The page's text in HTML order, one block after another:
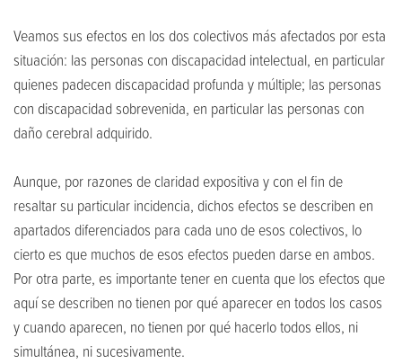
Veamos sus efectos en los dos colectivos más afectados por esta
situación: las personas con discapacidad intelectual, en particular
quienes padecen discapacidad profunda y múltiple; las personas
con discapacidad sobrevenida, en particular las personas con
daño cerebral adquirido.
Aunque, por razones de claridad expositiva y con el fin de
resaltar su particular incidencia, dichos efectos se describen en
apartados diferenciados para cada uno de esos colectivos, lo
cierto es que muchos de esos efectos pueden darse en ambos.
Por otra parte, es importante tener en cuenta que los efectos que
aquí se describen no tienen por qué aparecer en todos los casos
y cuando aparecen, no tienen por qué hacerlo todos ellos, ni
simultánea, ni sucesivamente.